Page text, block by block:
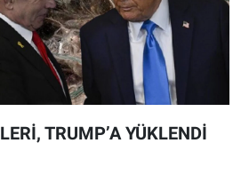
TRUMP’A YÜKLENDİ